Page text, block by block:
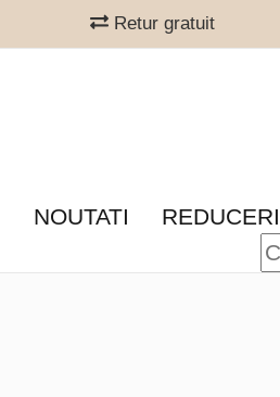
Retur gratuit
NOUTATI REDUCERI